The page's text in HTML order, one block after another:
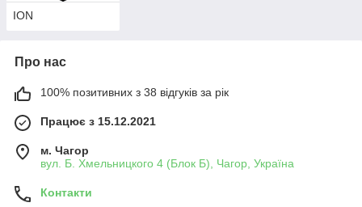
ION
Про нас
100% позитивних з 38 відгуків за рік
Працює з 15.12.2021
м. Чагор
вул. Б. Хмельницкого 4 (Блок Б), Чагор, Україна
Контакти